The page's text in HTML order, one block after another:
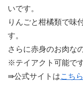
いです。
りんごと柑橘類で味
す。
さらに赤身のお肉な
※テイアクト可能で
⇛公式サイトはこちら